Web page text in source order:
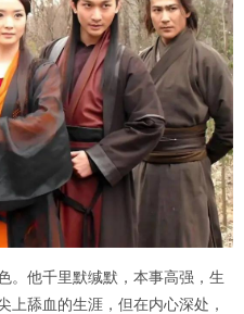
。他千里默缄默，本事高强，生
上舔血的生涯，但在内心深处，